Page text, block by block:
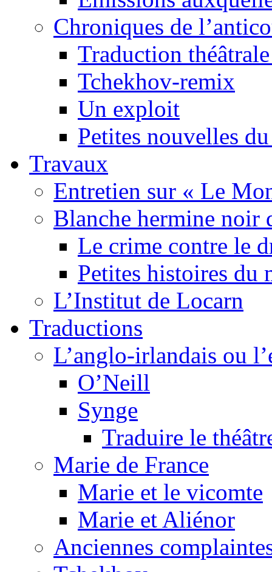
Chroniques de
Traduction
Tchekhov-remix
Un exploit
Petites nouvelles
Travaux
Entretien sur « Le
Blanche hermine noir
Le crime contre le
Petites histoires du
L’Institut de Locarn
Traductions
L’anglo-irlandais ou
O’Neill
Synge
Traduire le
Marie de France
Marie et le vicomte
Marie et Aliénor
Anciennes